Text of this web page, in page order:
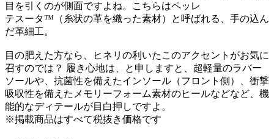
目を引くのが側面ですよね。こちらはペッレ
テスータ™（糸状の革を織った素材）と呼ばれる、手の込ん
だ革細工。
目の肥えた方なら、ヒネリの利いたこのアクセントがお気に
召すのでは？ 履き心地は、と申しますと、超軽量のラバー
ソールや、抗菌性を備えたインソール（フロント側）、衝撃
吸収性を備えたメモリーフォーム素材のヒールなどなど、機
能的なディテールが目白押しですよ。
※掲載商品はすべて税抜き価格です